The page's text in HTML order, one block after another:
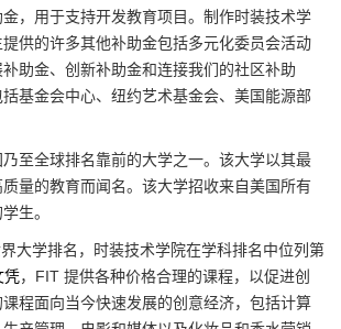
，用于支持开发教育项目。制作时装技术学
供的许多其他补助金包括多元化委员会活动
助金、创新补助金和连接我们的社区补助
基金会中心、纽约艺术基金会、美国能源部
至全球排名靠前的大学之一。该大学以其最
量的教育而闻名。该大学招收来自美国所有
生。
大学排名，时装技术学院在学科排名中位列第
凭，FIT 提供各种价格合理的课程，以促进创
程面向当今快速发展的创意经济，包括计算